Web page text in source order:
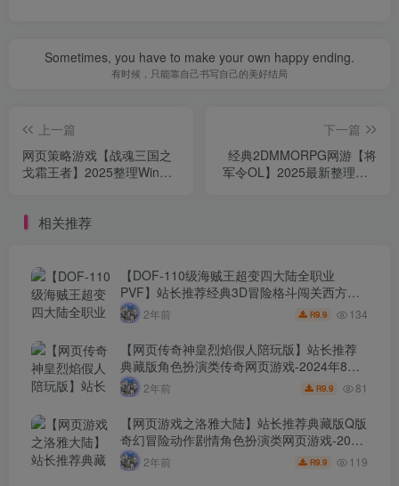
Sometimes, you have to make your own happy ending.
有时候，只能靠自己书写自己的美好结局
上一篇
网页策略游戏【战魂三国之
戈霜王者】2025整理Win一
下一篇
经典2DMMORPG网游【将
军令OL】2025最新整理Win
相关推荐
【DOF-110级海贼王超变四大陆全职业
PVF】站长推荐经典3D冒险格斗闯关西方魔
幻端游-2024年8月8日最新打包Linux服务端
源码视频架设教程-等级补丁-配套完整客户
端！
2年前 R9.9 134
【网页传奇神皇烈焰假人陪玩版】站长推荐
典藏版角色扮演类传奇网页游戏-2024年8月8
日最新打包Wn服务端源码视频架设教程-配套
GM工具！
2年前 R9.9 81
【网页游戏之洛雅大陆】站长推荐典藏版Q版
奇幻冒险动作剧情角色扮演类网页游戏-2024
年8月7日最新打包Wn服务端源码视频架设教
程-微端-GM工具-详细外网教程！
2年前 R9.9 119